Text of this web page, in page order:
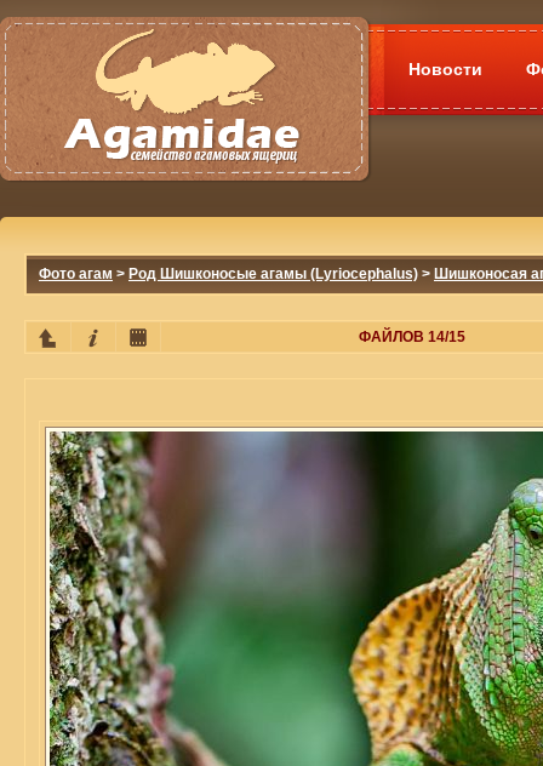
Новости
Фото агам > Род Шишконосые агамы (Lyriocephalus) > Шишконосая
ФАЙЛОВ 14/15